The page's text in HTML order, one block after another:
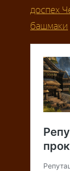
доспех
башмаки